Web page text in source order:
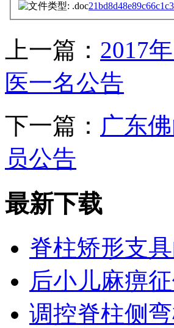
上一篇： 2017
医一名公告
下一篇： 广东
员公告
最新下载
脊柱矫形支
后小儿麻痹
调控脊柱侧